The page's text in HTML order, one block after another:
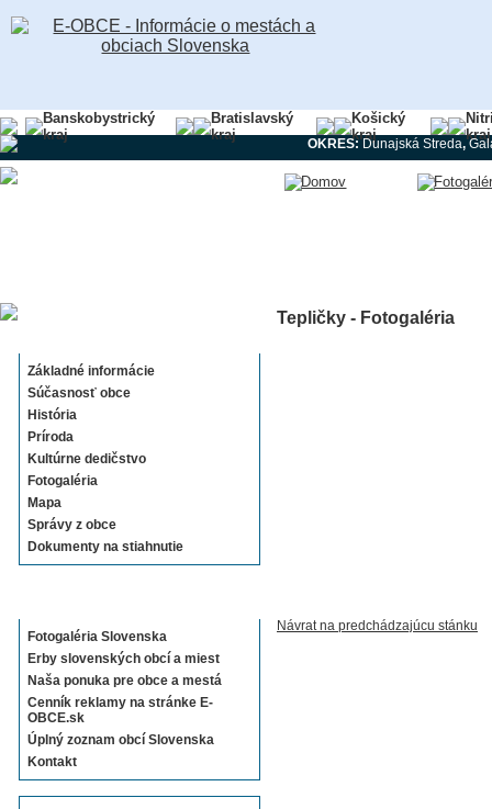
Banskobystrický
kraj
Bratislavský
kraj
Košický
kraj
kraj
OKRES:Dunajská Streda,
Základné informácie
Súčasnosť obce
História
Príroda
Kultúrne dedičstvo
Fotogaléria
Mapa
Správy z obce
Dokumenty na stiahnutie
Fotogaléria Slovenska
Erby slovenských obcí a miest
Naša ponuka pre obce a mestá
Cenník reklamy na stránke E-
OBCE.sk
Úplný zoznam obcí Slovenska
Kontakt
Tepličky - Fotogaléria
Návrat na predchádzajúcu stánku